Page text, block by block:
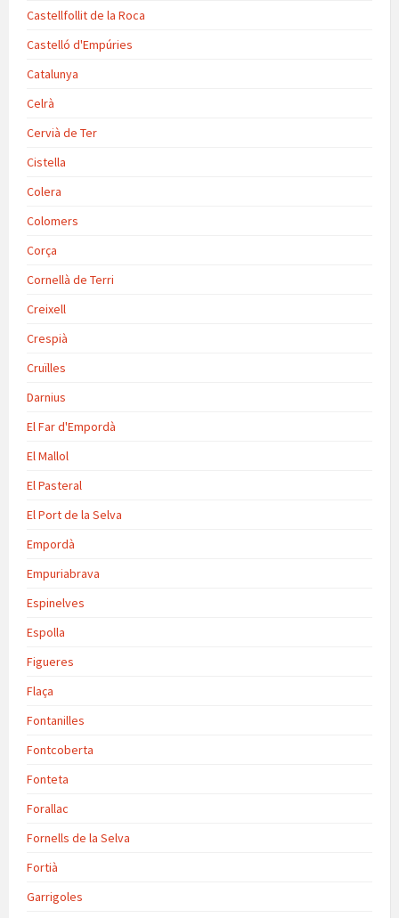
Castellfollit de la Roca
Castelló d'Empúries
Catalunya
Celrà
Cervià de Ter
Cistella
Colera
Colomers
Corça
Cornellà de Terri
Creixell
Crespià
Cruïlles
Darnius
El Far d'Empordà
El Mallol
El Pasteral
El Port de la Selva
Empordà
Empuriabrava
Espinelves
Espolla
Figueres
Flaça
Fontanilles
Fontcoberta
Fonteta
Forallac
Fornells de la Selva
Fortià
Garrigoles